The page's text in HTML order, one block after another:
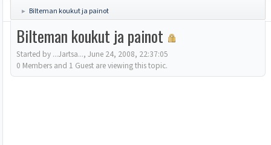
► Bilteman koukut ja painot
Bilteman koukut ja painot
Started by ...Jartsa..., June 24, 2008, 22:37:05
0 Members and 1 Guest are viewing this topic.